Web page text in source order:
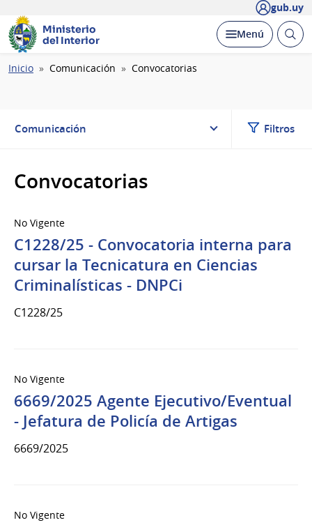
gub.uy
Ministerio
del Interior
Desplegar
Menú Abrir
Ruta
Inicio Comunicación Convocatorias
Comunicación Filtros
Convocatorias
No Vigente
C1228/25 - Convocatoria interna para
cursar la Tecnicatura en Ciencias
Criminalísticas - DNPCi
C1228/25
No Vigente
6669/2025 Agente Ejecutivo/Eventual
- Jefatura de Policía de Artigas
6669/2025
No Vigente